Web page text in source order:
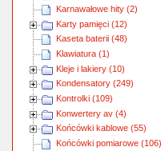
Karnawałowe hity (2)
Karty pamięci (12)
Kaseta baterii (48)
Klawiatura (1)
Kleje i lakiery (10)
Kondensatory (249)
Kontrolki (109)
Konwertery av (4)
Końcówki kablowe (55)
Końcówki pomiarowe (106)